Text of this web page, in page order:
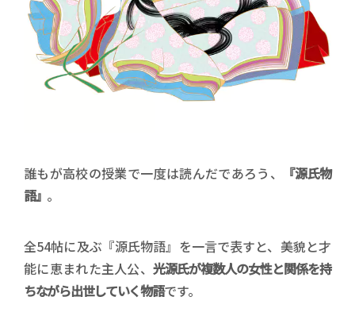
誰もが高校の授業で一度は読んだであろう、
『源氏物
語』 。
全54帖に及ぶ『源氏物語』を一言で表すと、美貌と才
能に恵まれた主人公、 光源氏が複数人の女性と関係を持
ちながら出世していく物語です。